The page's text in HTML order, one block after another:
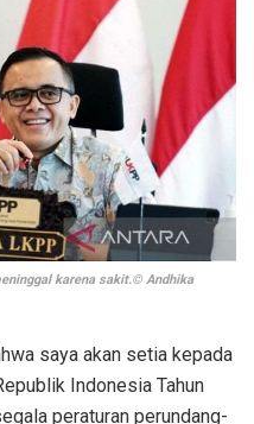
karena sakit.© Andhika
saya akan setia kepada
Indonesia Tahun
peraturan perundang-